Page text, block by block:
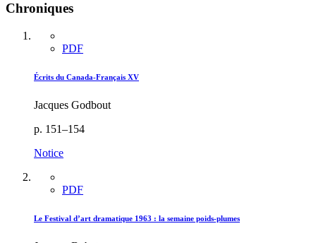
Chroniques
PDF
Écrits du Canada-Français XV
Jacques Godbout
p. 151–154
Notice
PDF
Le Festival d’art dramatique 1963 : la semaine poids-plumes